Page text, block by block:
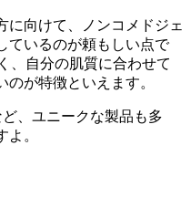
に向けて、ノンコメドジェ
ているのが頼もしい点で
、自分の肌質に合わせて
が特徴といえます。
、ユニークな製品も多
。